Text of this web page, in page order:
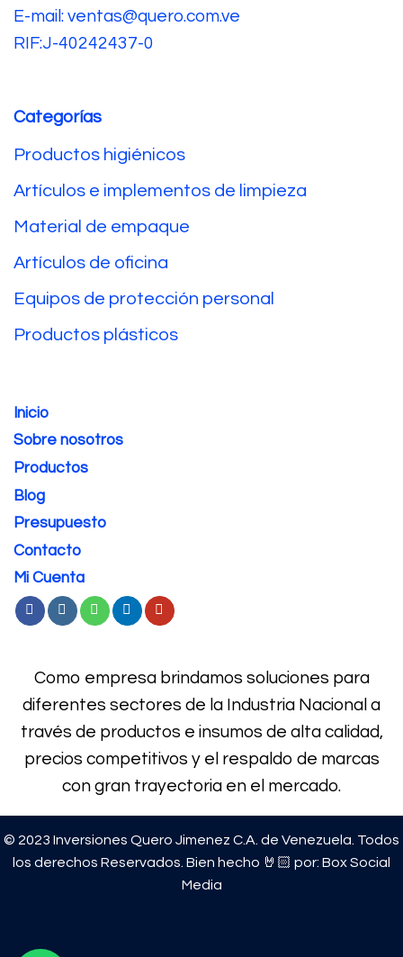
E-mail: ventas@quero.com.ve
RIF:J-40242437-0
Categorías
Productos higiénicos
Artículos e implementos de limpieza
Material de empaque
Artículos de oficina
Equipos de protección personal
Productos plásticos
Inicio
Sobre nosotros
Productos
Blog
Presupuesto
Contacto
Mi Cuenta
Como empresa brindamos soluciones para
diferentes sectores de la Industria Nacional a
través de productos e insumos de alta calidad,
precios competitivos y el respaldo de marcas
con gran trayectoria en el mercado.
© 2023 Inversiones Quero Jimenez C.A. de Venezuela. Todos
los derechos Reservados. Bien hecho 🤘🏻 por: Box Social
Media